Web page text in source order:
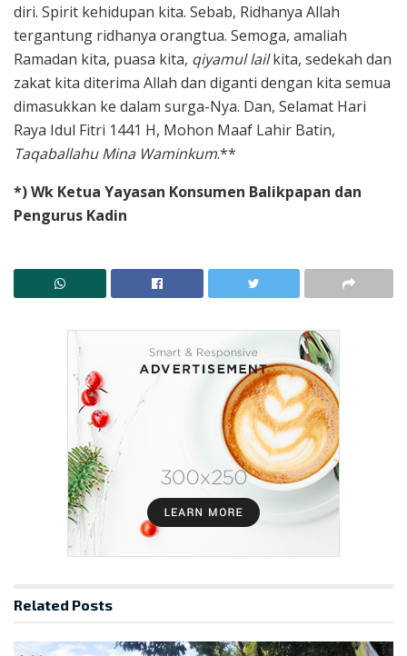
diri. Spirit kehidupan kita. Sebab, Ridhanya Allah
tergantung ridhanya orangtua. Semoga, amaliah
Ramadan kita, puasa kita, qiyamul lailkita, sedekah dan
zakat kita diterima Allah dan diganti dengan kita semua
dimasukkan ke dalam surga-Nya. Dan, Selamat Hari
Raya Idul Fitri 1441 H, Mohon Maaf Lahir Batin,
Taqaballahu Mina Waminkum.**
*) Wk Ketua Yayasan Konsumen Balikpapan dan
Pengurus Kadin
Related Posts